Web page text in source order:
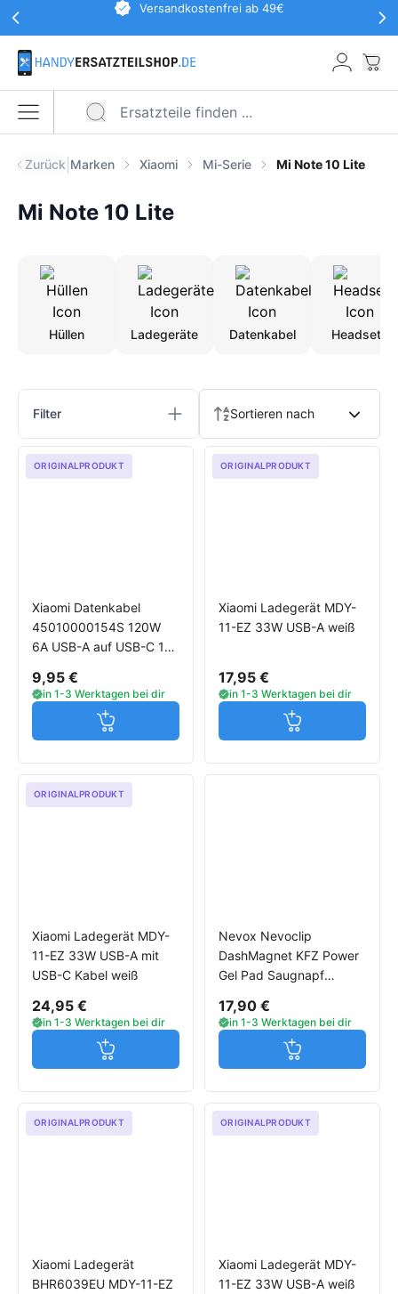
Zum Hauptinhalt springen
Werbeaktionen KopfzeileVersandkostenfrei ab 49€
Menü öffnen
Zurück Marken Xiaomi Mi-Serie Mi Note 10 Lite
Mi Note 10 Lite
Hüllen Ladegeräte Datenkabel Headsets
Produkte
Filter Sortieren nach
ORIGINALPRODUKT
Xiaomi Datenkabel
45010000154S 120W
6A USB-A auf USB-C 1m
9,95 €
in 1-3 Werktagen bei dir
Jetzt in den Warenkorb
ORIGINALPRODUKT
Xiaomi Ladegerät MDY-
11-EZ 33W USB-A weiß
17,95 €
in 1-3 Werktagen bei dir
Jetzt in den
ORIGINALPRODUKT
Xiaomi Ladegerät MDY-
11-EZ 33W USB-A mit
USB-C Kabel weiß
24,95 €
in 1-3 Werktagen bei dir
Jetzt in den Warenkorb
Nevox Nevoclip
DashMagnet KFZ Power
Gel Pad Saugnapf
17,90 €
in 1-3 Werktagen bei dir
Jetzt in den
ORIGINALPRODUKT
Xiaomi Ladegerät
BHR6039EU MDY-11-EZ
ORIGINALPRODUKT
Xiaomi Ladegerät MDY-
11-EZ 33W USB-A weiß